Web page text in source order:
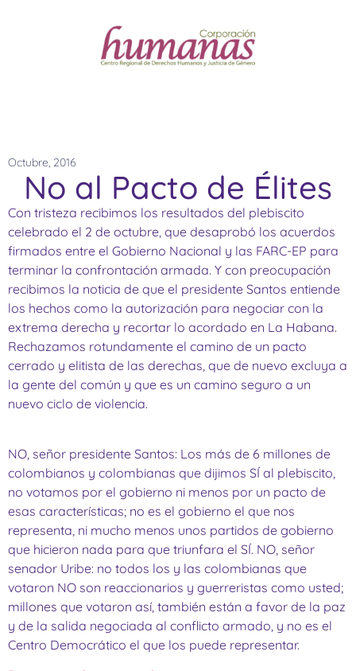
Octubre, 2016
No al Pacto de Élites
Con tristeza recibimos los resultados del plebiscito
celebrado el 2 de octubre, que desaprobó los acuerdos
firmados entre el Gobierno Nacional y las FARC-EP para
terminar la confrontación armada. Y con preocupación
recibimos la noticia de que el presidente Santos entiende
los hechos como la autorización para negociar con la
extrema derecha y recortar lo acordado en La Habana.
Rechazamos rotundamente el camino de un pacto
cerrado y elitista de las derechas, que de nuevo excluya a
la gente del común y que es un camino seguro a un
nuevo ciclo de violencia.
NO, señor presidente Santos: Los más de 6 millones de
colombianos y colombianas que dijimos SÍ al plebiscito,
no votamos por el gobierno ni menos por un pacto de
esas características; no es el gobierno el que nos
representa, ni mucho menos unos partidos de gobierno
que hicieron nada para que triunfara el SÍ. NO, señor
senador Uribe: no todos los y las colombianas que
votaron NO son reaccionarios y guerreristas como usted;
millones que votaron así, también están a favor de la paz
y de la salida negociada al conflicto armado, y no es el
Centro Democrático el que los puede representar.